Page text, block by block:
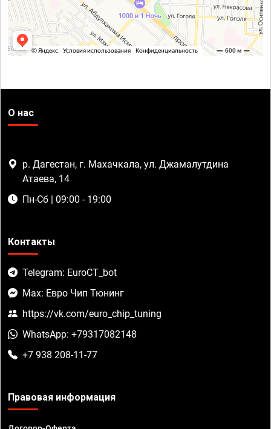
О нас
р. Дагестан, г. Махачкала, ул. Джамалутдина
Атаева, 14
Пн-Сб | 09:00 - 19:00
Контакты
Telegram: EuroCT_bot
Max: Евро Чип Тюнинг
https://vk.com/euro_chip_tuning
WhatsApp: +79317082148
+7 938 208-11-77
Правовая информация